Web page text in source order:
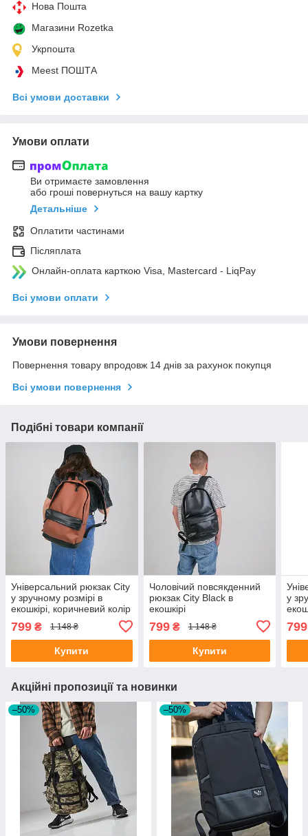
Нова Пошта
Магазини Rozetka
Укрпошта
Meest ПОШТА
Всі умови доставки
Умови оплати
Ви отримаєте замовлення
або гроші повернуться на вашу картку
Детальніше
Оплатити частинами
Післяплата
Онлайн-оплата карткою Visa, Mastercard - LiqPay
Всі умови оплати
Умови повернення
Повернення товару впродовж 14 днів за рахунок покупця
Всі умови повернення
Подібні товари компанії
Універсальний рюкзак City
у зручному розмірі в
екошкірі, коричневий колір
799 ₴ 1 148 ₴
Купити
Чоловічий повсякденний
рюкзак City Black в
екошкірі
799₴ 1 148 ₴
Купити
у
799
Акційні пропозиції та новинки
–50% –50%